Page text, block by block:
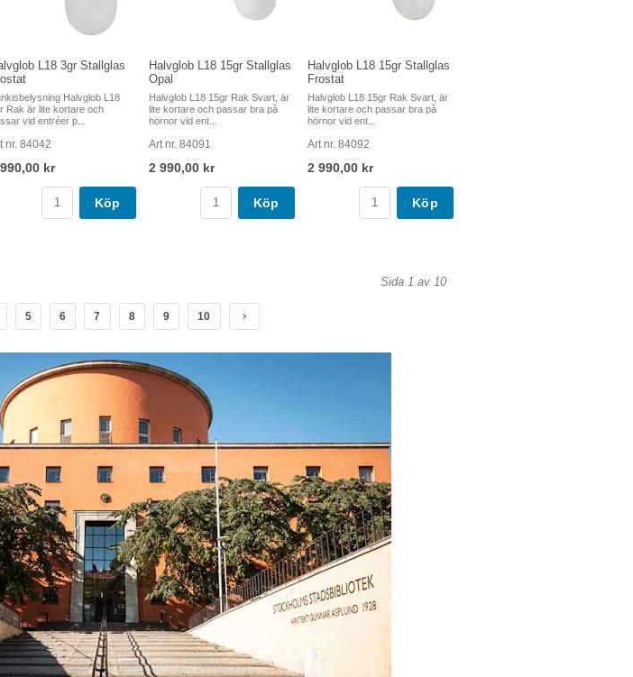
L18 3gr Stallglas
Halvglob L18
Rak är lite kortare och
vid entréer p...
nr. 84042
kr
Köp
Halvglob L18 15gr Stallglas
Opal
Halvglob L18 15gr Rak Svart, är
lite kortare och passar bra på
hörnor vid ent...
Art nr. 84091
2 990,00 kr
Köp
Halvglob L18 15gr Stallglas
Frostat
Halvglob L18 15gr Rak Svart, är
lite kortare och passar bra på
hörnor vid ent...
Art nr. 84092
2 990,00 kr
Köp
Sida 1 av 10
5 6 7 8 9 10